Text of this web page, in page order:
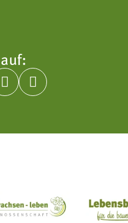
 
Sozialgenossenschaft Mit